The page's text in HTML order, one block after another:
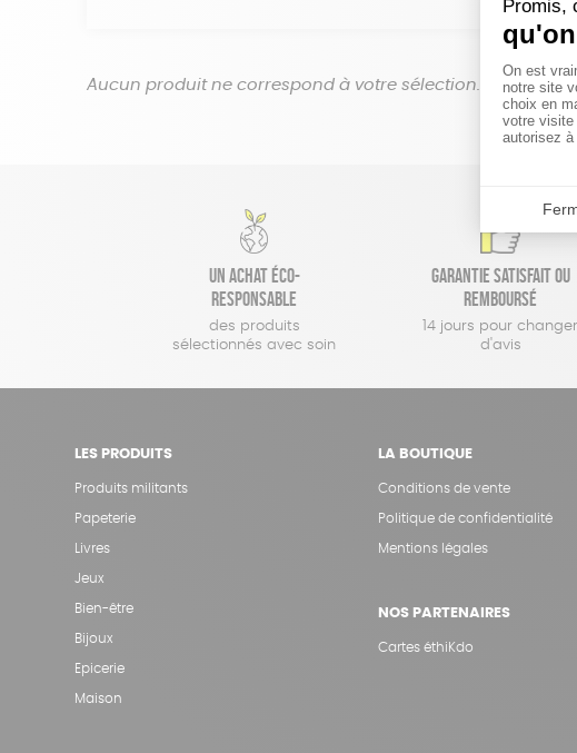
Aucun produit ne correspond à votre sélection.
Un achat éco-
responsable
des produits
sélectionnés avec soin
Garantie satisfait ou
remboursé
14 jours pour changer
d'avis
LES PRODUITS
Produits militants
Papeterie
Livres
Jeux
Bien-être
Bijoux
Epicerie
Maison
LA BOUTIQUE
Conditions de vente
Politique de confidentialité
Mentions légales
NOS PARTENAIRES
Cartes éthiKdo